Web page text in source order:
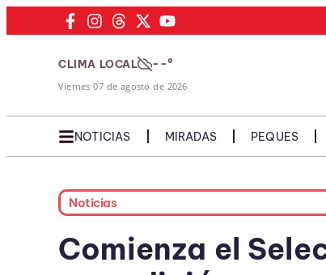
CLIMA LOCAL --°
Viernes 07 de agosto de 2026
NOTICIAS MIRADAS PEQUES
Noticias
Comienza el